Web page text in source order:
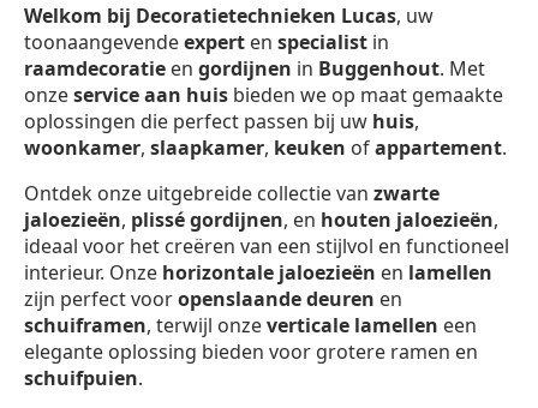
Welkom bij Decoratietechnieken Lucas, uw
toonaangevendeexpert en specialist in
raamdecoratie en gordijnen in Buggenhout. Met
onzeservice aan huis bieden we op maat gemaakte
oplossingen die perfect passen bij uw huis,
woonkamer, slaapkamer, keuken ofappartement.
Ontdek onze uitgebreide collectie van zwarte
jaloezieën, plissé gordijnen, en houten jaloezieën,
ideaal voor het creëren van een stijlvol en functioneel
interieur. Onze horizontale jaloezieën en lamellen
zijn perfect vooropenslaande deuren en
schuiframen, terwijl onzeverticale lamellen een
elegante oplossing bieden voor grotere ramen en
schuifpuien.